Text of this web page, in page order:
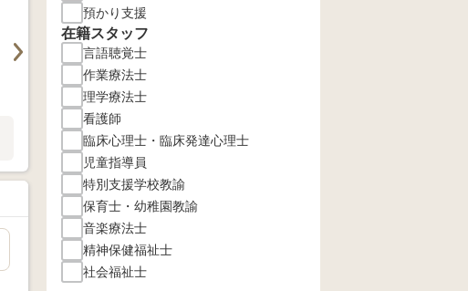
預かり支援
在籍スタッフ
言語聴覚士
作業療法士
理学療法士
看護師
臨床心理士・臨床発達心理士
児童指導員
特別支援学校教諭
保育士・幼稚園教諭
音楽療法士
精神保健福祉士
社会福祉士